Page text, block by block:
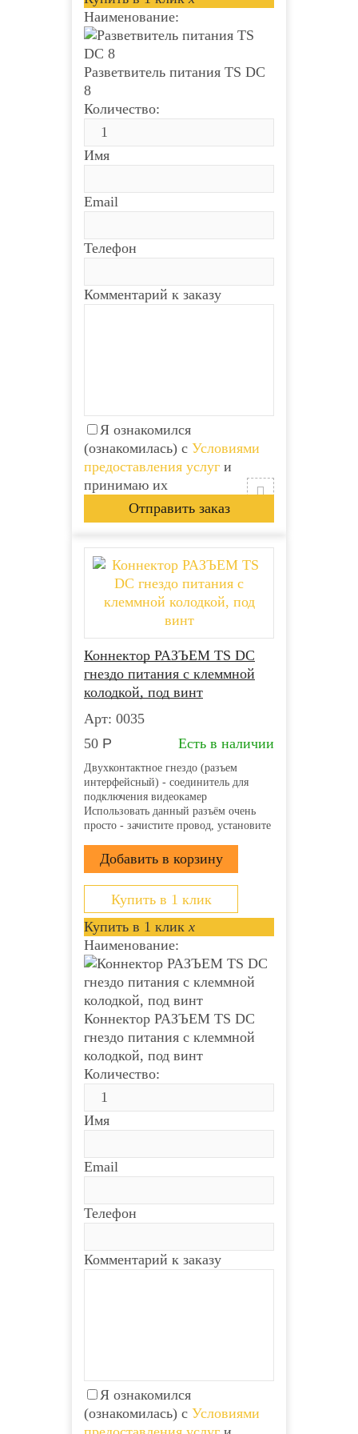
Наименование:
Разветвитель питания TS DC
8
Количество:
Имя
Email
Телефон
Комментарий к заказу
Я ознакомился
(ознакомилась) с Условиями
предоставления услуг и
принимаю их
Коннектор РАЗЪЕМ TS DC
гнездо питания с клеммной
колодкой, под винт
Арт: 0035
50 Р Есть в наличии
Двухконтактное гнездо (разъем
интерфейсный) - соединитель для
подключения видеокамер
Использовать данный разъём очень
просто - зачистите провод, установите
Клеммная колодка надёжно
зафиксирует проводник и обеспечит
прекрасный контакт. Монтаж
возможно осуществлять с...
Купить в 1 клик
Купить в 1 клик x
Наименование:
Коннектор РАЗЪЕМ TS DC
гнездо питания с клеммной
колодкой, под винт
Количество:
Имя
Email
Телефон
Комментарий к заказу
Я ознакомился
(ознакомилась) с Условиями